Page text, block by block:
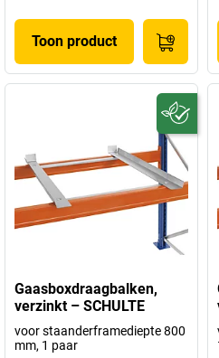
Toon product
Gaasboxdraagbalken,
verzinkt – SCHULTE
voor staanderframediepte 800
mm, 1 paar